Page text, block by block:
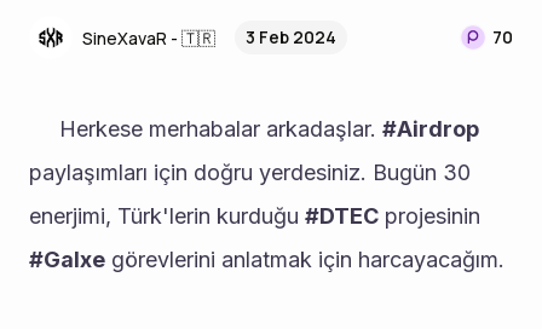
SineXavaR - 🇹🇷 3 Feb 2024 70
     Herkese merhabalar arkadaşlar.
#Airdrop
paylaşımları için doğru yerdesiniz. Bugün 30
enerjimi, Türk'lerin kurduğu #DTEC
#Galxe görevlerini anlatmak için harcayacağım.